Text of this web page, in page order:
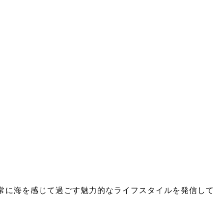
海を感じて過ごす魅力的なライフスタイルを発信して